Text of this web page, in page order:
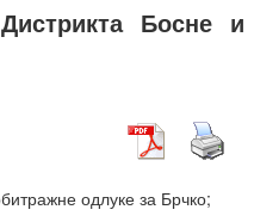
Босне и
одлуке за Брчко;